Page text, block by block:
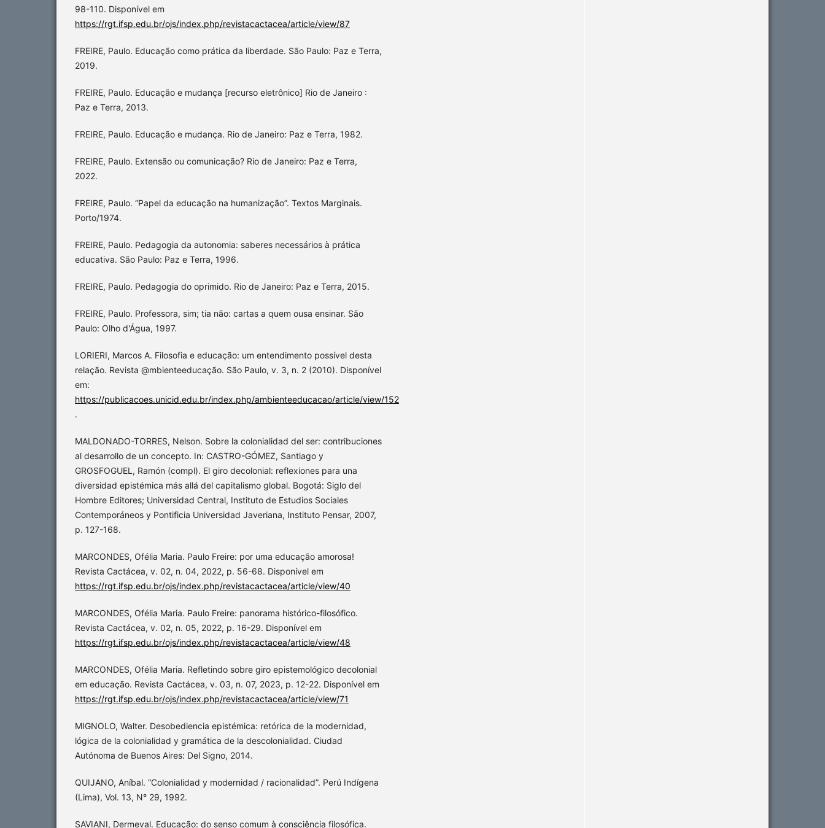
98-110. Disponível em
https://rgt.ifsp.edu.br/ojs/index.php/revistacactacea/article/view/87
FREIRE, Paulo. Educação como prática da liberdade. São Paulo: Paz e Terra,
2019.
FREIRE, Paulo. Educação e mudança [recurso eletrônico] Rio de Janeiro :
Paz e Terra, 2013.
FREIRE, Paulo. Educação e mudança. Rio de Janeiro: Paz e Terra, 1982.
FREIRE, Paulo. Extensão ou comunicação? Rio de Janeiro: Paz e Terra,
2022.
FREIRE, Paulo. “Papel da educação na humanização”. Textos Marginais.
Porto/1974.
FREIRE, Paulo. Pedagogia da autonomia: saberes necessários à prática
educativa. São Paulo: Paz e Terra, 1996.
FREIRE, Paulo. Pedagogia do oprimido. Rio de Janeiro: Paz e Terra, 2015.
FREIRE, Paulo. Professora, sim; tia não: cartas a quem ousa ensinar. São
Paulo: Olho d'Água, 1997.
LORIERI, Marcos A. Filosofia e educação: um entendimento possível desta
relação. Revista @mbienteeducação. São Paulo, v. 3, n. 2 (2010). Disponível
em:
https://publicacoes.unicid.edu.br/index.php/ambienteeducacao/article/view/152
.
MALDONADO-TORRES, Nelson. Sobre la colonialidad del ser: contribuciones
al desarrollo de un concepto. In: CASTRO-GÓMEZ, Santiago y
GROSFOGUEL, Ramón (compl). El giro decolonial: reflexiones para una
diversidad epistémica más allá del capitalismo global. Bogotá: Siglo del
Hombre Editores; Universidad Central, Instituto de Estudios Sociales
Contemporáneos y Pontificia Universidad Javeriana, Instituto Pensar, 2007,
p. 127-168.
MARCONDES, Ofélia Maria. Paulo Freire: por uma educação amorosa!
Revista Cactácea, v. 02, n. 04, 2022, p. 56-68. Disponível em
https://rgt.ifsp.edu.br/ojs/index.php/revistacactacea/article/view/40
MARCONDES, Ofélia Maria. Paulo Freire: panorama histórico-filosófico.
Revista Cactácea, v. 02, n. 05, 2022, p. 16-29. Disponível em
https://rgt.ifsp.edu.br/ojs/index.php/revistacactacea/article/view/48
MARCONDES, Ofélia Maria. Refletindo sobre giro epistemológico decolonial
em educação. Revista Cactácea, v. 03, n. 07, 2023, p. 12-22. Disponível em
https://rgt.ifsp.edu.br/ojs/index.php/revistacactacea/article/view/71
MIGNOLO, Walter. Desobediencia epistémica: retórica de la modernidad,
lógica de la colonialidad y gramática de la descolonialidad. Ciudad
Autónoma de Buenos Aires: Del Signo, 2014.
QUIJANO, Aníbal. “Colonialidad y modernidad / racionalidad”. Perú Indígena
(Lima), Vol. 13, N° 29, 1992.
SAVIANI, Dermeval. Educação: do senso comum à consciência filosófica.